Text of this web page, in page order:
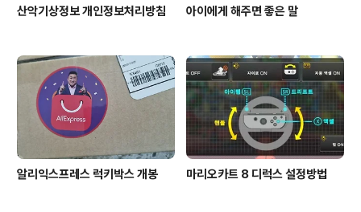
산악기상정보 개인정보처리방침 아이에게 해주면 좋은 말
알리익스프레스 럭키박스 개봉 마리오카트 8 디럭스 설정방법